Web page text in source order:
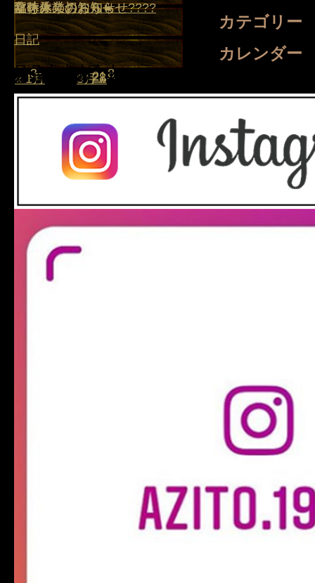
盆休みのお知らせ
夏を乗り切ろう☀️
臨時休業のお知らせ????
臨時休業のお知らせ
盆休み
カテゴリー
日記
カレンダー
2014年2月
日 月 火 水 木 金 土
« 1月 3月 »1
3 6 7 8
9 10 131415
1617 202122
2324 2728